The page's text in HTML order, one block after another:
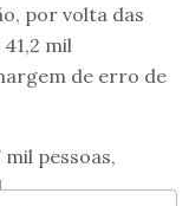
por volta das
mil
de erro de
pessoas,